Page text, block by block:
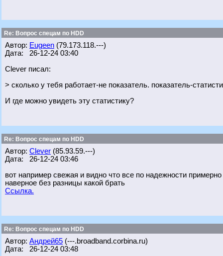
Re: Вопрос спецам по HDD
Автор: Eugeen (79.173.118.---)
Дата: 26-12-24 03:40
Clever писал:
> сколько у тебя работает-не показатель. показатель-
И где можно увидеть эту статистику?
Re: Вопрос спецам по HDD
Автор: Clever (85.93.59.---)
Дата: 26-12-24 03:46
вот например свежая и видно что все по надежности
наверное без разницы какой брать
Ссылка.
Re: Вопрос спецам по HDD
Автор: Андрей65 (---.broadband.corbina.ru)
Дата: 26-12-24 03:48